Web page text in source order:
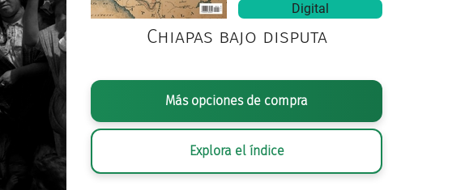
Digital
Chiapas bajo disputa
Más opciones de compra
Explora el índice